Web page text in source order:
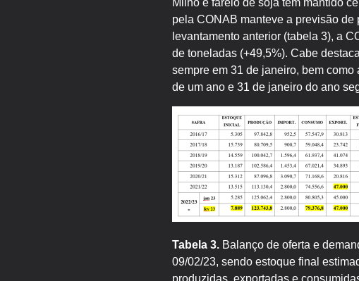
Milho e farelo de soja têm mantido
pela CONAB manteve a previsão
levantamento anterior (tabela 3), a
de toneladas (+49,5%). Cabe
sempre em 31 de janeiro, bem
de um ano e 31 de janeiro do ano
Tabela 3. Balanço de oferta e
09/02/23, sendo estoque final
produzidas, exportadas e